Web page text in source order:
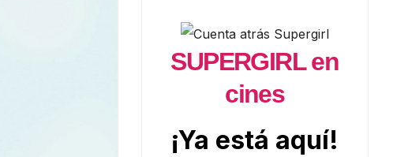
SUPERGIRL en
cines
¡Ya está aquí!